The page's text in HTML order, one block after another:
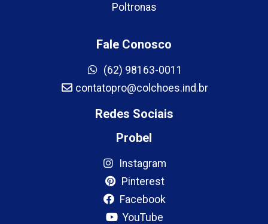
Poltronas
Fale Conosco
(62) 98163-0011
contatopro@colchoes.ind.br
Redes Sociais
Probel
Instagram
Pinterest
Facebook
YouTube